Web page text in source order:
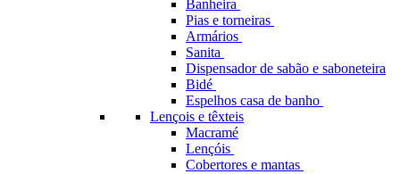
Banheira
Pias e torneiras
Armários
Sanita
Dispensador de sabão e saboneteira
Bidé
Espelhos casa de banho
Lençois e têxteis
Macramé
Lençóis
Cobertores e mantas